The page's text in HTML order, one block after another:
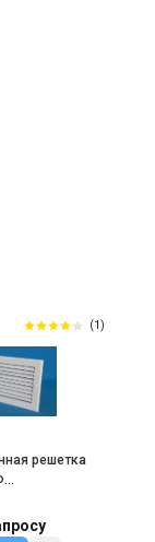
(1)
решетка
с фильтром